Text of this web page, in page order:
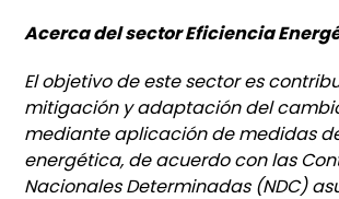
Acerca del sector Eficiencia
El objetivo de este sector es
mitigación y adaptación del
mediante aplicación de medidas
energética, de acuerdo con las
Nacionales Determinadas (NDC)